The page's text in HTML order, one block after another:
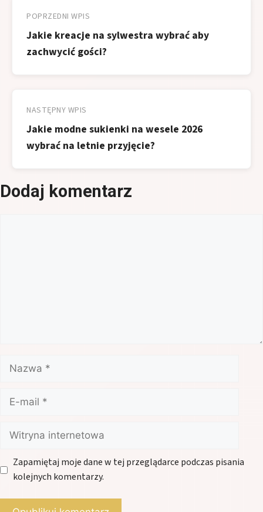
wpisu
POPRZEDNI WPIS
Jakie kreacje na sylwestra wybrać aby
zachwycić gości?
NASTĘPNY WPIS
Jakie modne sukienki na wesele 2026
wybrać na letnie przyjęcie?
Dodaj komentarz
Nazwa
mail
Witryna
internetowa
Zapamiętaj moje dane w tej przeglądarce podczas pisania
kolejnych komentarzy.